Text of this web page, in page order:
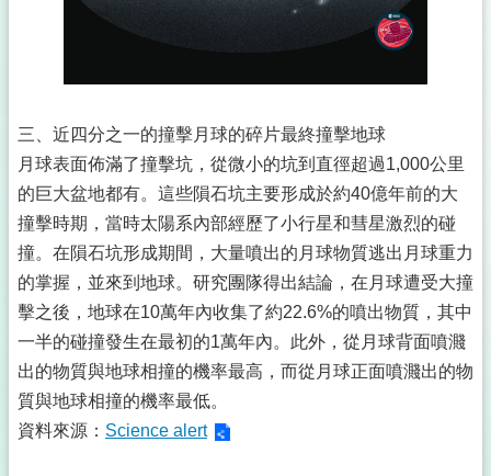
三、近四分之一的撞擊月球的碎片最終撞擊地球
月球表面佈滿了撞擊坑，從微小的坑到直徑超過1,000公里
的巨大盆地都有。這些隕石坑主要形成於約40億年前的大
撞擊時期，當時太陽系內部經歷了小行星和彗星激烈的碰
撞。在隕石坑形成期間，大量噴出的月球物質逃出月球重力
的掌握，並來到地球。研究團隊得出結論，在月球遭受大撞
擊之後，地球在10萬年內收集了約22.6%的噴出物質，其中
一半的碰撞發生在最初的1萬年內。此外，從月球背面噴濺
出的物質與地球相撞的機率最高，而從月球正面噴濺出的物
質與地球相撞的機率最低。
資料來源： Science alert